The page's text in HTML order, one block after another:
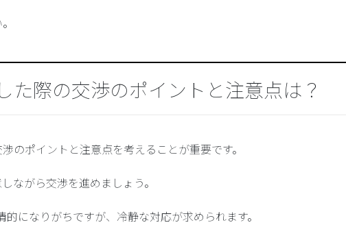
た際の交渉のポイントと注意点は？
のポイントと注意点を考えることが重要です。
ながら交渉を進めましょう。
になりがちですが、冷静な対応が求められます。